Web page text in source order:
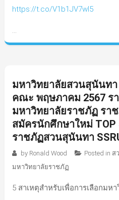
https://t.co/V1b1JV7wI5
…
มหาวิทยาลัยสวนสุนันท
คณะ พฤษภาคม 2567 ร
มหาวิทยาลัยราชภัฏ รา
สมัครนักศึกษาใหม่ TOP
ราชภัฏสวนสุนันทา
by Ronald Wood Posted in ส
มหาวิทยาลัยราชภัฏ
5 สาเหตุสำหรับเพื่อการเลือกมห